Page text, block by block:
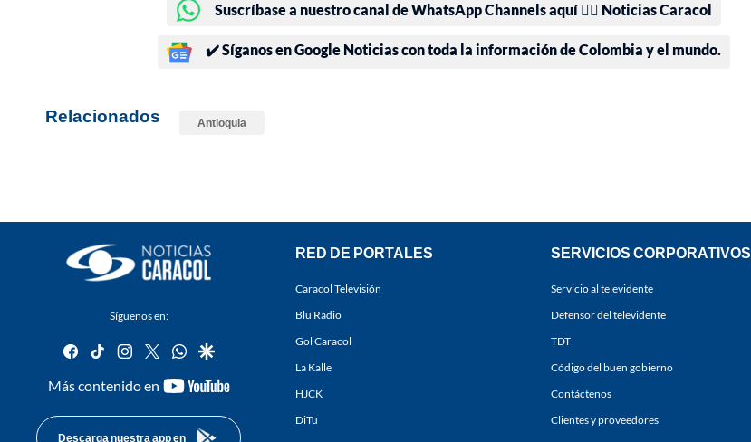
Suscríbase a nuestro canal de WhatsApp Channels aquí 👉🏻 Noticias Caracol
✔️ Síganos en Google Noticias con toda la información de Colombia y el mundo.
Relacionados Antioquia
Síguenos en:
facebook
tiktok instagram
twitterwhatsapp
google
Más contenido en
youtube-
Descarga nuestra app en
RED DE PORTALES
Caracol Televisión
Blu Radio
Gol Caracol
La Kalle
HJCK
DiTu
SERVICIOS CORPORATIVOS
Servicio al televidente
Defensor del televidente
TDT
Código del buen gobierno
Contáctenos
Clientes y proveedores